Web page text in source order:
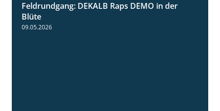
2:37
Feldrundgang: DEKALB Raps DEMO in der
Blüte
09.05.2026